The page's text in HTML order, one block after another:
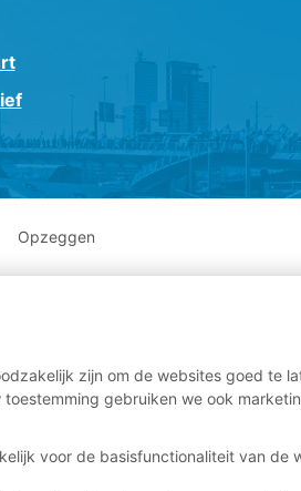
Opzeggen
zijn om de websites goed te
gebruiken we ook
voor de basisfunctionaliteit van de